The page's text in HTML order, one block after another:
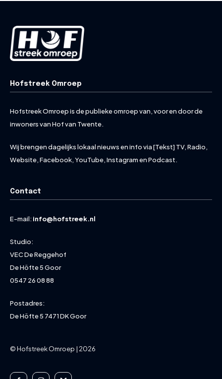
Hofstreek Omroep
Hofstreek Omroep is de publieke omroep van, voor en door de
inwoners van Hof van Twente.
Wij brengen dagelijks lokaal nieuws en info via [Tekst] TV, Radio,
Website, Facebook, YouTube, Instagram en Podcast.
Contact
E-mail: info@hofstreek.nl
Studio:
VEC De Reggehof
De Höfte 5 Goor
0547 26 08 88
Postadres:
De Höfte 5 7471 DK Goor
© Hofstreek Omroep | 2026